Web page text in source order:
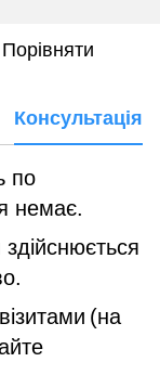
Порівняти
Консультація
по
немає.
(на